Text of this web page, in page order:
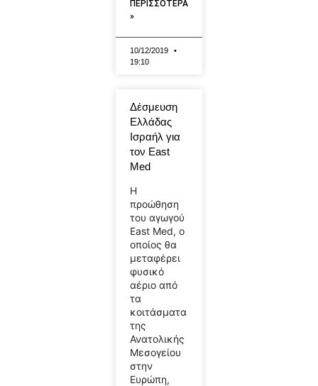
ΠΕΡΙΣΣΟΤΕΡΑ
»
10/12/2019
19:10
Δέσμευση
Ελλάδας
Ισραήλ για
τον East
Med
Η
προώθηση
του αγωγού
East Med, ο
οποίος θα
μεταφέρει
φυσικό
αέριο από
τα
κοιτάσματα
της
Ανατολικής
Μεσογείου
στην
Ευρώπη,